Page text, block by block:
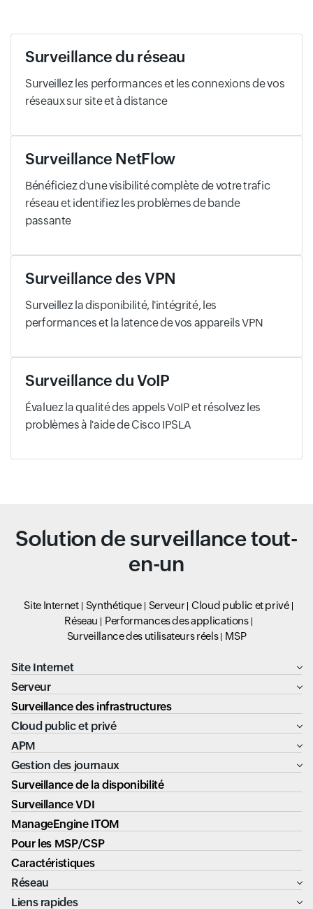
Surveillance du réseau
Surveillez les performances et les connexions de vos
réseaux sur site et à distance
Surveillance NetFlow
Bénéficiez d'une visibilité complète de votre trafic
réseau et identifiez les problèmes de bande
passante
Surveillance des VPN
Surveillez la disponibilité, l'intégrité, les
performances et la latence de vos appareils VPN
Surveillance du VoIP
Évaluez la qualité des appels VoIP et résolvez les
problèmes à l'aide de Cisco IPSLA
Solution de surveillance tout-
en-un
Site Internet Synthétique Serveur
Cloud public et privé
Réseau
Performances des applications
Surveillance des utilisateurs réels
MSP
Site Internet
Serveur
Surveillance des infrastructures
Cloud public et privé
APM
Gestion des journaux
Surveillance de la disponibilité
Surveillance VDI
ManageEngine ITOM
Pour les MSP/CSP
Caractéristiques
Réseau
Liens rapides